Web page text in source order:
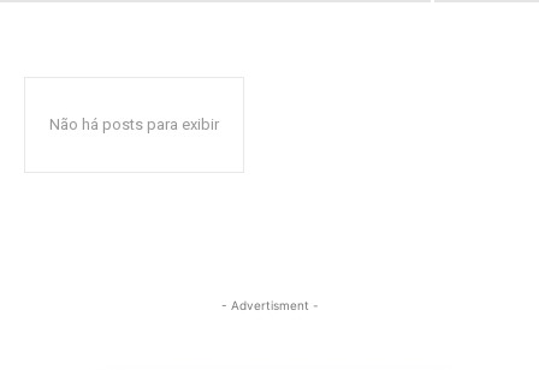
Não há posts para exibir
- Advertisment -